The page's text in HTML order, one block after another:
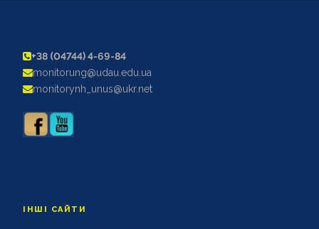
АКРЕДИТАЦІЙНІ ЕКСПЕРТИЗИ
АКАДЕМІЧНА ДОБРОЧЕСНІСТЬ
+38 (04744) 4-69-84
monitorung@udau.edu.ua
monitorynh_unus@ukr.net
ІНШІ САЙТИ